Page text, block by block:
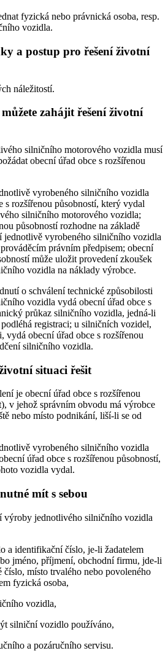
fyzická nebo právnická osoba, resp.
vozidla.
a postup pro řešení životní
náležitostí.
zahájit řešení životní
silničního motorového vozidla musí
obecní úřad obce s rozšířenou
vyrobeného silničního vozidla
s rozšířenou působností, který vydal
silničního motorového vozidla;
působností rozhodne na základě
jednotlivě vyrobeného silničního vozidla
právním předpisem; obecní
může uložit provedení zkoušek
vozidla na náklady výrobce.
o schválení technické způsobilosti
vozidla vydá obecní úřad obce s
průkaz silničního vozidla, jedná-li
registraci; u silničních vozidel,
vydá obecní úřad obce s rozšířenou
silničního vozidla.
situaci řešit
je obecní úřad obce s rozšířenou
v jehož správním obvodu má výrobce
nebo místo podnikání, liší-li se od
vyrobeného silničního vozidla
úřad obce s rozšířenou působností,
vozidla vydal.
mít s sebou
výroby jednotlivého silničního vozidla
a identifikační číslo, je-li žadatelem
jméno, příjmení, obchodní firmu, jde-li
číslo, místo trvalého nebo povoleného
fyzická osoba,
vozidla,
silniční vozidlo používáno,
a pozáručního servisu.